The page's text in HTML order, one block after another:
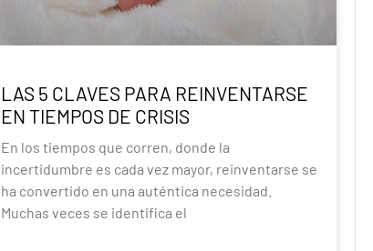
LAS 5 CLAVES PARA REINVENTARSE
EN TIEMPOS DE CRISIS
En los tiempos que corren, donde la
incertidumbre es cada vez mayor, reinventarse se
ha convertido en una auténtica necesidad.
Muchas veces se identifica el